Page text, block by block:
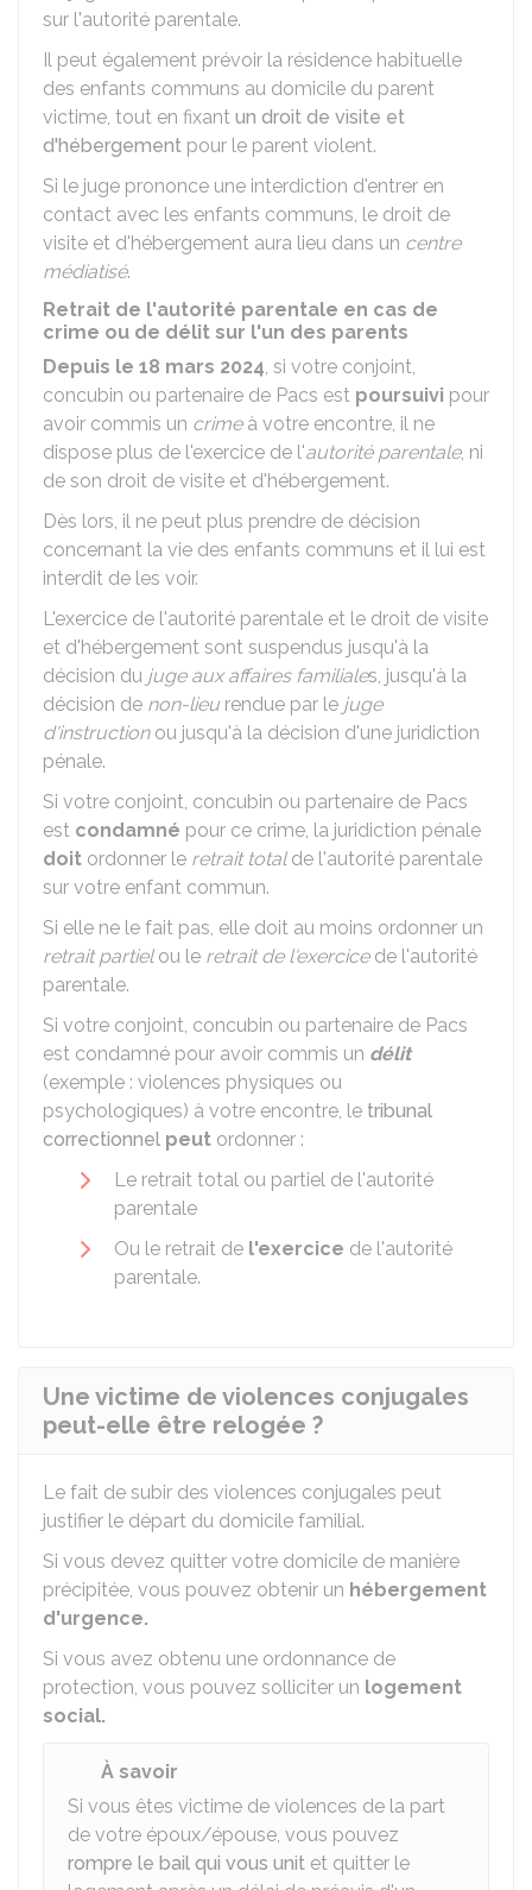
sur l'autorité parentale.
Il peut également prévoir la résidence habituelle
des enfants communs au domicile du parent
victime, tout en fixant un droit de visite et
d'hébergement pour le parent violent.
Si le juge prononce une interdiction d'entrer en
contact avec les enfants communs, le droit de
visite et d'hébergement aura lieu dans un centre
médiatisé.
Retrait de l'autorité parentale en cas de
crime ou de délit sur l'un des parents
Depuis le 18 mars 2024, si votre conjoint,
concubin ou partenaire de Pacs est poursuivi pour
avoir commis un crimeà votre encontre, il ne
dispose plus de l'exercice de l'autorité parentale, ni
de son droit de visite et d'hébergement.
Dès lors, il ne peut plus prendre de décision
concernant la vie des enfants communs et il lui est
interdit de les voir.
L'exercice de l'autorité parentale et le droit de visite
et d'hébergement sont suspendus jusqu'à la
décision du juge aux affaires familiales, jusqu'à la
décision de non-lieu rendue par le juge
d'instructionou jusqu'à la décision d'une juridiction
pénale.
Si votre conjoint, concubin ou partenaire de Pacs
est condamné pour ce crime, la juridiction pénale
doit ordonner le retrait totalde l'autorité parentale
sur votre enfant commun.
Si elle ne le fait pas, elle doit au moins ordonner un
retrait partielou le retrait de l'exercicede l'autorité
parentale.
Si votre conjoint, concubin ou partenaire de Pacs
est condamné pour avoir commis un délit
(exemple : violences physiques ou
psychologiques) à votre encontre, le tribunal
correctionnel peut ordonner :
Le retrait total ou partiel de l'autorité
parentale
Ou le retrait de l'exercice de l'autorité
parentale.
Une victime de violences conjugales
peut-elle être relogée ?
Le fait de subir des violences conjugales peut
justifier le départ du domicile familial.
Si vous devez quitter votre domicile de manière
précipitée, vous pouvez obtenir un hébergement
d'urgence.
Si vous avez obtenu une ordonnance de
protection, vous pouvez solliciter un logement
social.
À savoir
Si vous êtes victime de violences de la part
de votre époux/épouse, vous pouvez
rompre le bail qui vous unit et quitter le